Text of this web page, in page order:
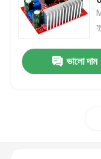
আমরা
পাওয়ার সাপ্লাই মডিউল
ব্লুটুথ অডিও মডিউল
ভালো দাম